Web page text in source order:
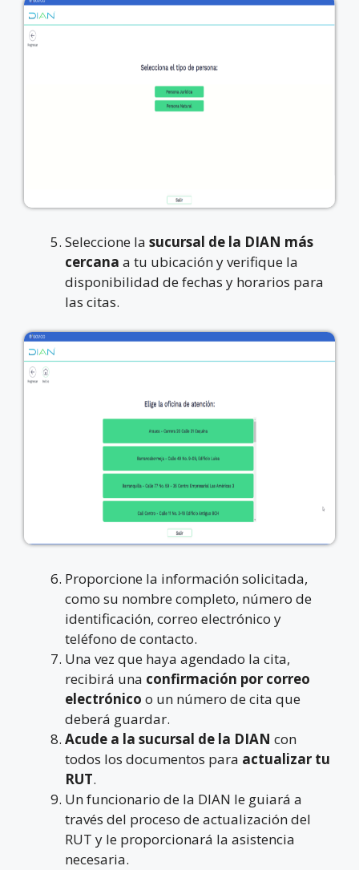
Seleccione la sucursal de la DIAN más
cercana a tu ubicación y verifique la
disponibilidad de fechas y horarios para
las citas.
Proporcione la información solicitada,
como su nombre completo, número de
identificación, correo electrónico y
teléfono de contacto.
Una vez que haya agendado la cita,
recibirá una confirmación por correo
electrónico o un número de cita que
deberá guardar.
Acude a la sucursal de la DIAN con
todos los documentos para actualizar tu
RUT.
Un funcionario de la DIAN le guiará a
través del proceso de actualización del
RUT y le proporcionará la asistencia
necesaria.